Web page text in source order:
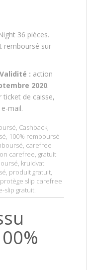
36 pièces.
remboursé sur
Validité : action
2020.
ticket de caisse,
mail.
, Cashback,
, 100% remboursé
, carefree
carefree, gratuit
, kruidvat
, produit gratuit,
protège slip carefree
slip gratuit.